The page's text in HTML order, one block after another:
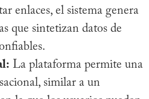
enlaces, el sistema genera
que sintetizan datos de
La plataforma permite una
similar a un